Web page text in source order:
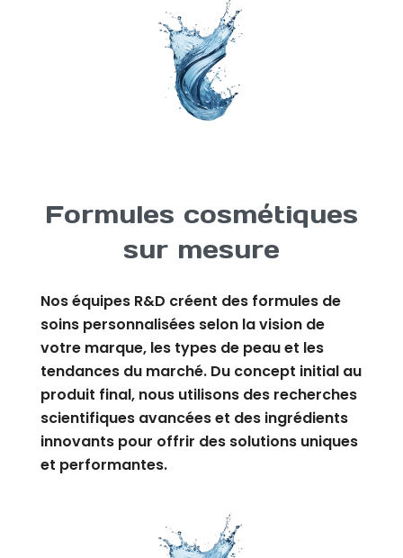
Formules cosmétiques
sur mesure
Nos équipes R&D créent des formules de
soins personnalisées selon la vision de
votre marque, les types de peau et les
tendances du marché. Du concept initial au
produit final, nous utilisons des recherches
scientifiques avancées et des ingrédients
innovants pour offrir des solutions uniques
et performantes.